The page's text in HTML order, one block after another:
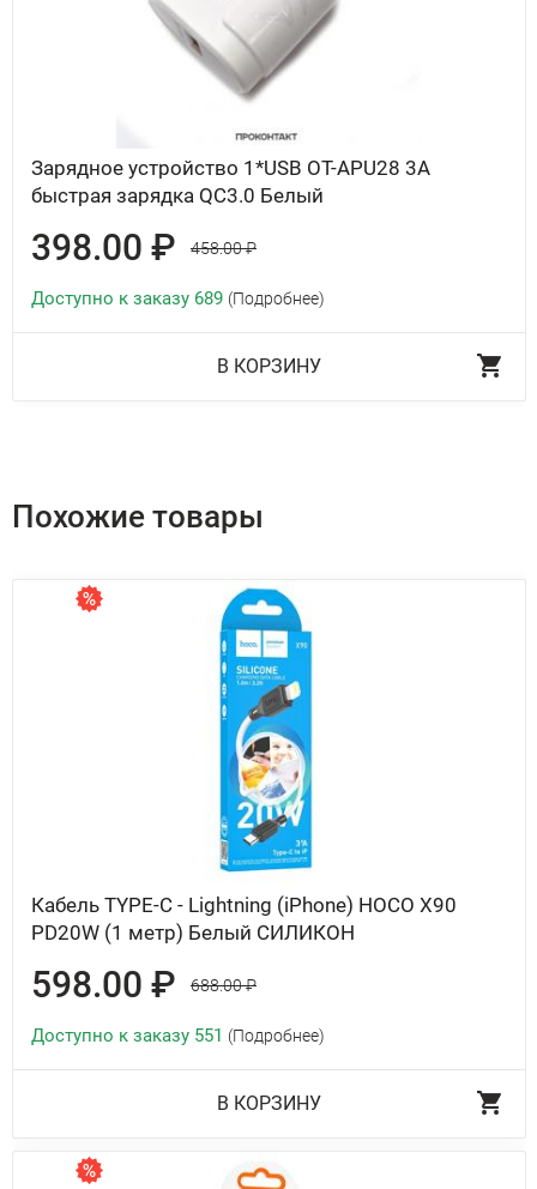
Зарядное устройство 1*USB OT-APU28 3A
быстрая зарядка QC3.0 Белый
398.00 ₽ 458.00 ₽
Доступно к заказу 689 (Подробнее)
В КОРЗИНУ
Похожие товары
Кабель TYPE-C - Lightning (iPhone) HOCO X90
PD20W (1 метр) Белый СИЛИКОН
598.00 ₽ 688.00 ₽
Доступно к заказу 551 (Подробнее)
В КОРЗИНУ